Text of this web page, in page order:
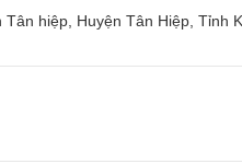
hiệp, Huyện Tân Hiệp, Tỉnh